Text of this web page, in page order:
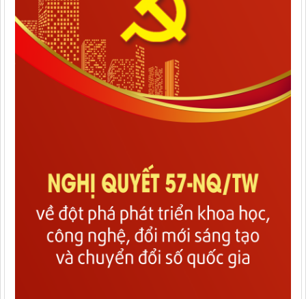
Thông báo kết quả xét thăng hạng và danh sách viên chức
trúng tuyển kỳ xét thăng hạng chức danh nghề nghiệp viên
chức của Trung tâm Giám...
Thông báo về việc đơn vị kinh doanh vận tải ngừng khai thác
tuyến vận tải hành khách cố định liên tỉnh
Kế hoạch và Thông báo tuyển dụng viên chức năm 2026
Trung tâm Đăng kiểm và Quản lý bến xe
Thông báo Về việc đơn vị kinh doanh vận tải ngừng khai thác
Thông báo cấp giấy phép kinh doanh vận tải, phù hiệu vận tải
tháng 03 năm 2026
Quyết định công khai bổ sung dự toán năm 2026